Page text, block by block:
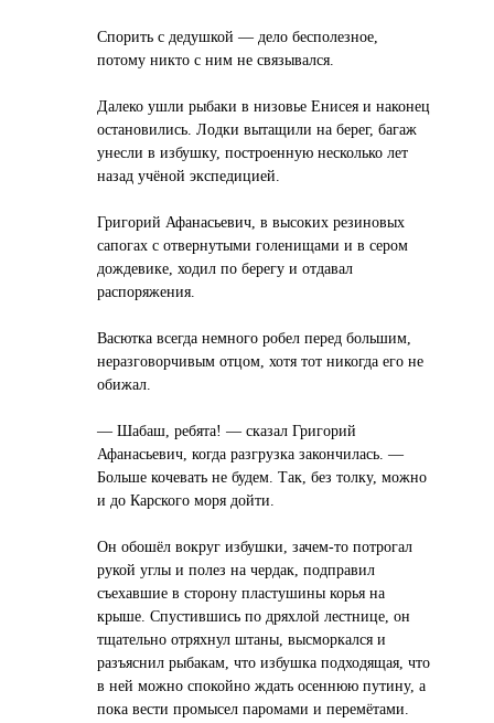
Спорить с дедушкой — дело бесполезное,
потому никто с ним не связывался.
Далеко ушли рыбаки в низовье Енисея и наконец
остановились. Лодки вытащили на берег, багаж
унесли в избушку, построенную несколько лет
назад учёной экспедицией.
Григорий Афанасьевич, в высоких резиновых
сапогах с отвернутыми голенищами и в сером
дождевике, ходил по берегу и отдавал
распоряжения.
Васютка всегда немного робел перед большим,
неразговорчивым отцом, хотя тот никогда его не
обижал.
— Шабаш, ребята! — сказал Григорий
Афанасьевич, когда разгрузка закончилась. —
Больше кочевать не будем. Так, без толку, можно
и до Карского моря дойти.
Он обошёл вокруг избушки, зачем-то потрогал
рукой углы и полез на чердак, подправил
съехавшие в сторону пластушины корья на
крыше. Спустившись по дряхлой лестнице, он
тщательно отряхнул штаны, высморкался и
разъяснил рыбакам, что избушка подходящая, что
в ней можно спокойно ждать осеннюю путину, а
пока вести промысел паромами и перемётами.